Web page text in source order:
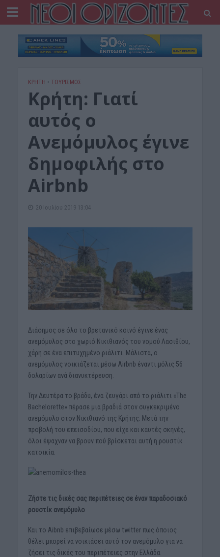
ΚΡΗΤΗ • ΤΟΥΡΙΣΜΟΣ
Κρήτη: Γιατί
αυτός ο
Aνεμόμυλος έγινε
δημοφιλής στο
Airbnb
20 Ιουλίου 2019 13:04
Διάσημος σε όλο το βρετανικό κοινό έγινε ένας
ανεμόμυλος στο χωριό Νικιθιανός του νομού Λασιθίου,
χάρη σε ένα επιτυχημένο ριάλιτι. Μάλιστα, ο
ανεμόμυλος νοικιάζεται μέσω Airbnb έναντι μόλις 56
δολαρίων ανά διανυκτέρευση.
Την Δευτέρα το βράδυ, ένα ζευγάρι από το ριάλιτι «The
Bachelorette» πέρασε μια βραδιά στον συγκεκριμένο
ανεμόμυλο στον Νικιθιανό της Κρήτης. Μετά την
προβολή του επεισοδίου, που είχε και καυτές σκηνές,
όλοι έψαχναν να βρουν πού βρίσκεται αυτή η ρουστίκ
κατοικία.
Ζήστε τις δικές σας περιπέτειες σε έναν παραδοσιακό
ρουστίκ ανεμόμυλο
Και το Aibnb επιβεβαίωσε μέσω twitter πως όποιος
θέλει μπορεί να νοικιάσει αυτό τον ανεμόμυλο για να
ζήσει τις δικές του περιπέτειες στην Ελλάδα.